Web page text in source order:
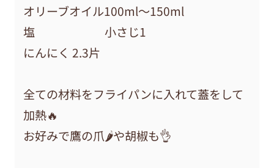
オリーブオイル100ml〜150ml
塩 小さじ1
にんにく 2.3片
全ての材料をフライパンに入れて蓋をして
加熱🔥
お好みで鷹の爪🌶️や胡椒も👌